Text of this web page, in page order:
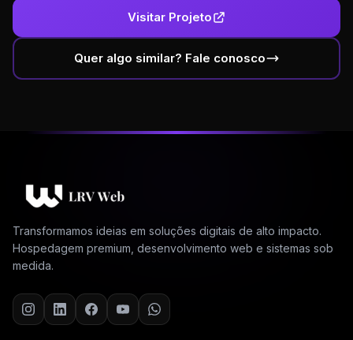
Visitar Projeto
Quer algo similar? Fale conosco
Transformamos ideias em soluções digitais de alto impacto.
Hospedagem premium, desenvolvimento web e sistemas sob
medida.